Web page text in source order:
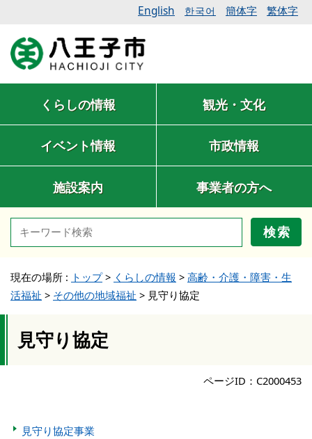
English 한국어 簡体字 繁体字
くらしの情報 観光・文化
イベント情報 市政情報
施設案内 事業者の方へ
検索
現在の場所 : トップ> くらしの情報 > 高齢・介護・障害・生
活福祉 > その他の地域福祉 > 見守り協定
見守り協定
ページID：C2000453
見守り協定事業